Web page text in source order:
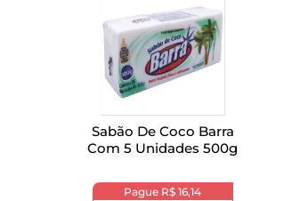
Sabão De Coco Barra
Com 5 Unidades 500g
Pague R$ 16,14